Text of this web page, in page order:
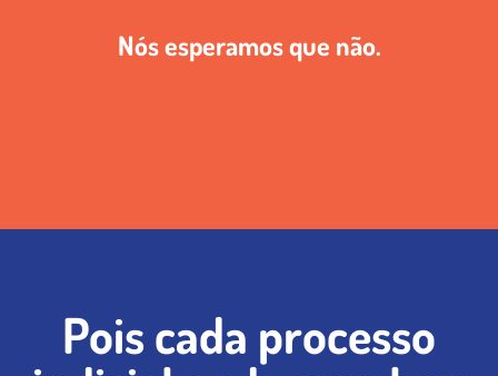
Nós esperamos que não.
Pois cada processo